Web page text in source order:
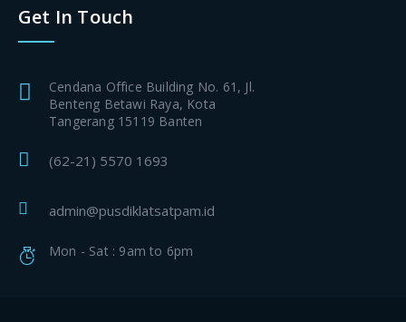
Get In Touch
Cendana Office Building No. 61, Jl.
Benteng Betawi Raya, Kota
Tangerang 15119 Banten
(62-21) 5570 1693
admin@pusdiklatsatpam.id
Mon - Sat : 9am to 6pm